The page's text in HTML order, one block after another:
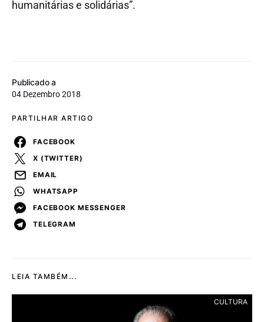
Publicado a
04 Dezembro 2018
PARTILHAR ARTIGO
FACEBOOK
X (TWITTER)
EMAIL
WHATSAPP
FACEBOOK MESSENGER
TELEGRAM
humanitárias e solidárias”.
LEIA TAMBÉM...
CULTURA